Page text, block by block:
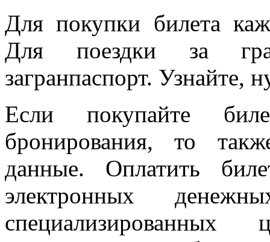
Для покупки билета
Для поездки за
загранпаспорт. Узнайте,
Если покупайте
бронирования, то
данные. Оплатить
электронных